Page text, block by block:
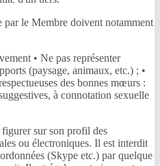
par le Membre doivent notamment
• Ne pas représenter
(paysage, animaux, etc.) ; •
des bonnes mœurs :
à connotation sexuelle
sur son profil des
ou électroniques. Il est interdit
(Skype etc.) par quelque